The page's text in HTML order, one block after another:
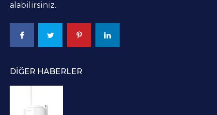
alabilirsiniz.
DIĞER HABERLER